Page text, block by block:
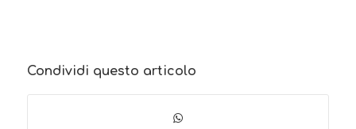
Condividi questo articolo